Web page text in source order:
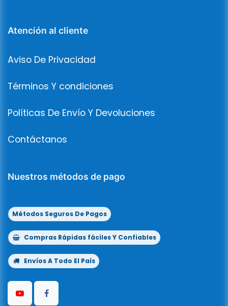
Atención al cliente
Aviso De Privacidad
Términos Y condiciones
Políticas De Envío Y Devoluciones
Contáctanos
Nuestros métodos de pago
Métodos Seguros De Pagos
Compras Rápidas fáciles Y Confiables
Envíos A Todo El País